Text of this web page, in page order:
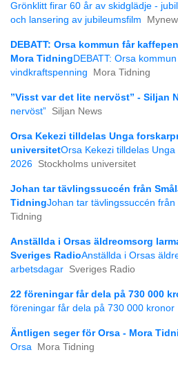
Grönklitt firar 60 år av skidglädje -
och lansering av jubileumsfilm
DEBATT: Orsa kommun får
Mora Tidning DEBATT: Orsa
vindkraftspenning
Mora Tidning
”Visst var det lite nervöst” - Siljan
nervöst” Siljan News
Orsa Kekezi tilldelas Unga
universitetOrsa Kekezi tilldelas
2026 Stockholms universitet
Johan tar tävlingssuccén från
TidningJohan tar tävlingssuccén
Tidning
Anställda i Orsas äldreomsorg
Sveriges RadioAnställda i Orsas
arbetsdagar Sveriges Radio
22 föreningar får dela på 730 000
föreningar får dela på 730 000 kronor
Äntligen seger för Orsa - Mora
Orsa
Mora Tidning